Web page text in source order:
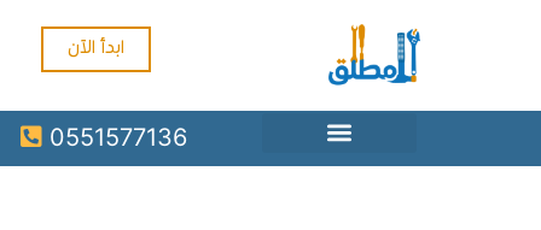
0551577136